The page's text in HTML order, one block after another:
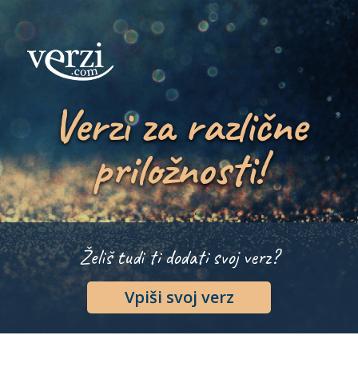
Verzi za različne
priložnosti!
Želiš tudi ti dodati svoj verz?
Vpiši svoj verz